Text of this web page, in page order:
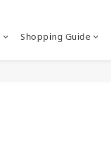
Shopping Guide